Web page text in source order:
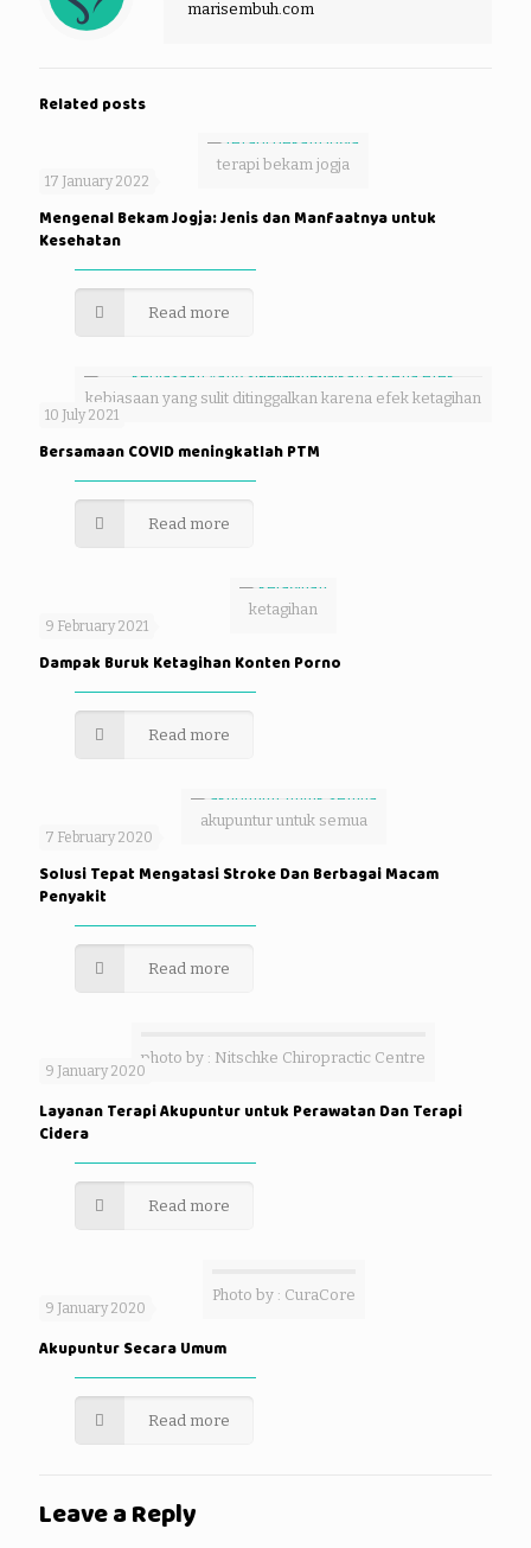
marisembuh.com
Related posts
terapi bekam jogja
17 January 2022
Mengenal Bekam Jogja: Jenis dan Manfaatnya untuk
Kesehatan
Read more
kebiasaan yang sulit ditinggalkan karena efek ketagihan
10 July 2021
Bersamaan COVID meningkatlah PTM
Read more
ketagihan
9 February 2021
Dampak Buruk Ketagihan Konten Porno
Read more
akupuntur untuk semua
7 February 2020
Solusi Tepat Mengatasi Stroke Dan Berbagai Macam
Penyakit
Read more
photo by : Nitschke Chiropractic Centre
9 January 2020
Layanan Terapi Akupuntur untuk Perawatan Dan Terapi
Cidera
Read more
Photo by : CuraCore
9 January 2020
Akupuntur Secara Umum
Read more
Leave a Reply